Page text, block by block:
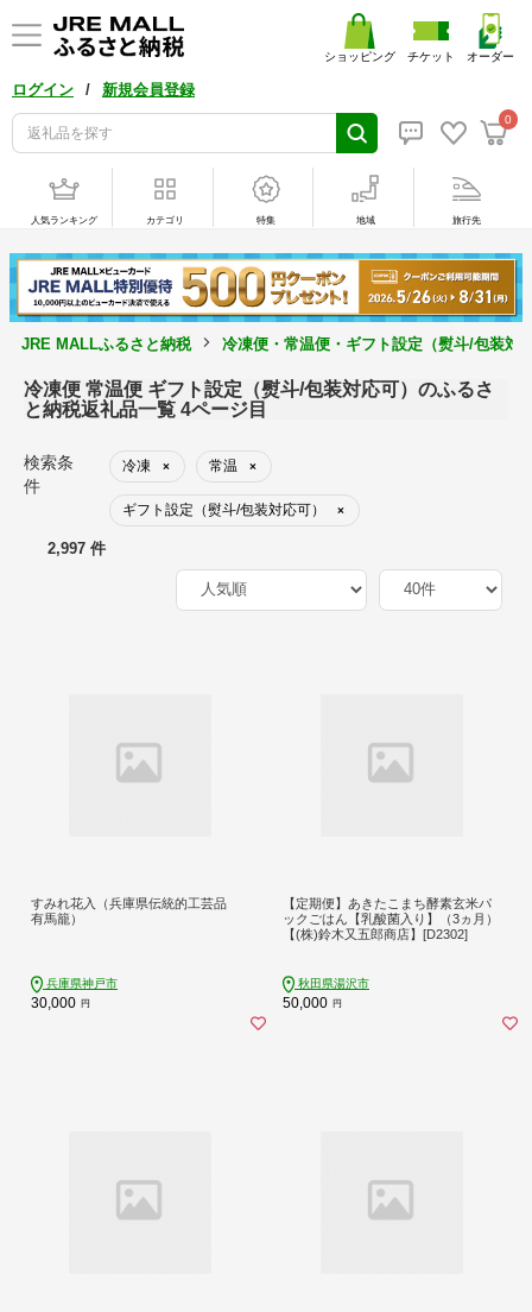
ログイン / 新規会員登録
0
ショッピング チケット オーダー
人気ランキング カテゴリ 特集 地域 旅行先
JRE MALLふるさと納税 冷凍便・常温便・ギフト設定（熨斗/包装対
冷凍便 常温便 ギフト設定（熨斗/包装対応可）のふるさ
と納税返礼品一覧 4ページ目
検索条
件
冷凍 × 常温 ×
ギフト設定（熨斗/包装対応可） ×
2,997 件
すみれ花入（兵庫県伝統的工芸品
有馬籠）
兵庫県神戸市
30,000 円
【定期便】あきたこまち酵素玄米パ
ックごはん【乳酸菌入り】（3ヵ月）
【(株)鈴木又五郎商店】[D2302]
秋田県湯沢市
50,000 円